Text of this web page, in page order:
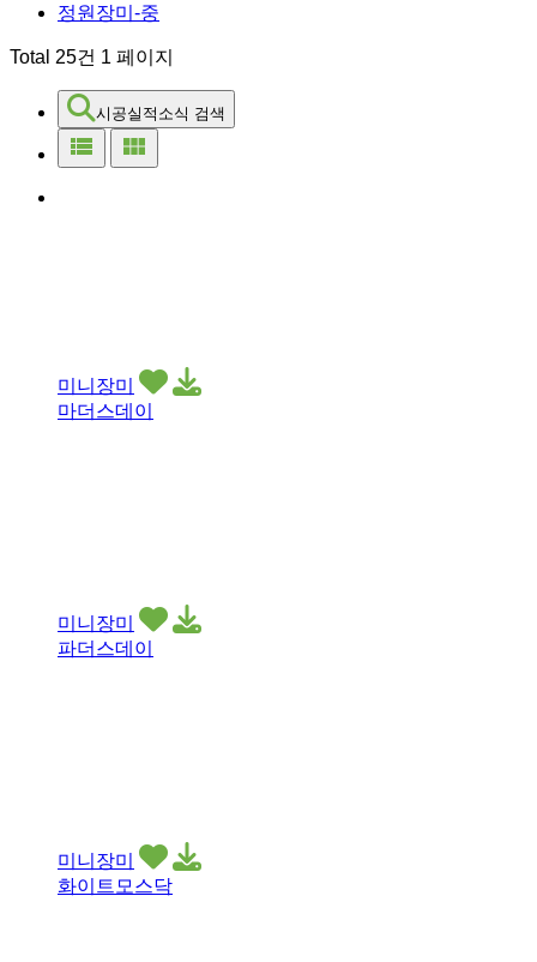
정원장미-중
Total 25건 1 페이지
시공실적소식 검색
view_list view_module
미니장미
마더스데이
미니장미
파더스데이
미니장미
화이트모스닥